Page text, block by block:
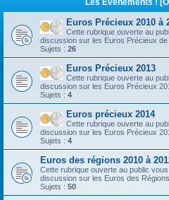
Les Evenements !
Euros Précieux 2010 à
Cette rubrique ouverte au
discussion sur les Euros Précieux
Sujets : 26
Euros Précieux 2013
Cette rubrique ouverte au
discussion sur les Euros Précieux
Sujets : 4
Euros précieux 2014
Cette rubrique ouverte au
discussion sur les Euros Précieux
Sujets : 4
Euros des régions 2010 à
Cette rubrique ouverte au public
discussion sur les Euros des
Sujets : 50